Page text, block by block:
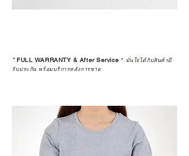
*FULL WARRANTY & After Service * มั่นใจได้กับสินค้ามี
รับประกัน พร้อมบริการหลังการขาย